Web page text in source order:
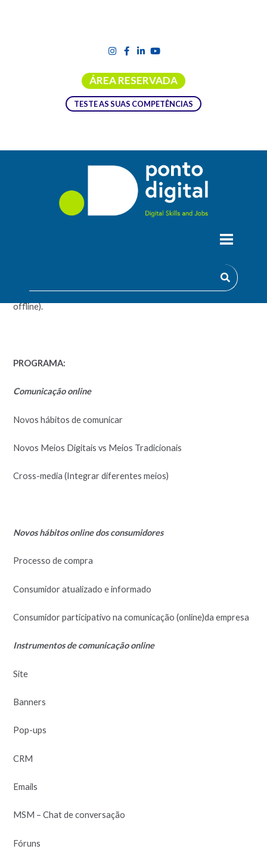
ÁREA RESERVADA
TESTE AS SUAS COMPETÊNCIAS
MEIOS DE COMUNICAÇÃO DIGITAL
Gerir uma campanha de comunicação integrada (online e
offline).
PROGRAMA:
Comunicação online
Novos hábitos de comunicar
Novos Meios Digitais vs Meios Tradicionais
Cross-media (Integrar diferentes meios)
Novos hábitos online dos consumidores
Processo de compra
Consumidor atualizado e informado
Consumidor participativo na comunicação (online)da empresa
Instrumentos de comunicação online
Site
Banners
Pop-ups
CRM
Emails
MSM – Chat de conversação
Fóruns